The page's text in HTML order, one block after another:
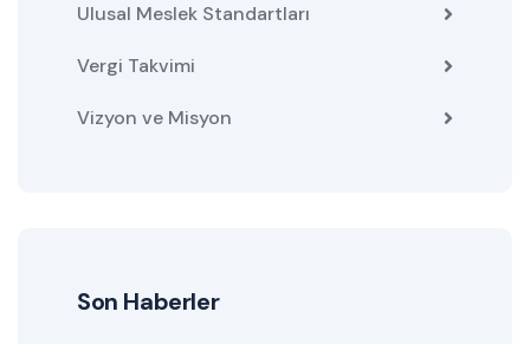
Ulusal Meslek Standartları
Vergi Takvimi
Vizyon ve Misyon
Son Haberler